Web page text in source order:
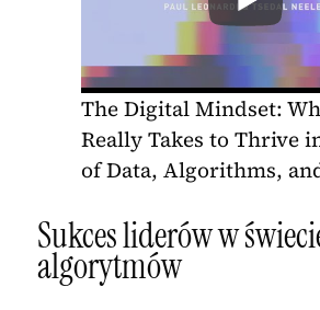
The Digital Mindset:
Really Takes to Thrive
of Data, Algorithms,
Sukces liderów w
algorytmów